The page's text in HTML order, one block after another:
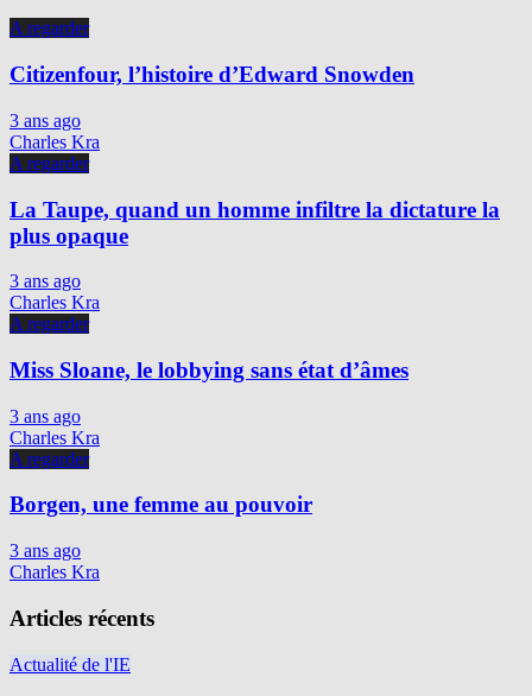
A regarder
Citizenfour, l’histoire d’Edward Snowden
3 ans ago
Charles Kra
A regarder
La Taupe, quand un homme infiltre la dictature la
plus opaque
3 ans ago
Charles Kra
A regarder
Miss Sloane, le lobbying sans état d’âmes
3 ans ago
Charles Kra
A regarder
Borgen, une femme au pouvoir
3 ans ago
Charles Kra
Articles récents
Actualité de l'IE